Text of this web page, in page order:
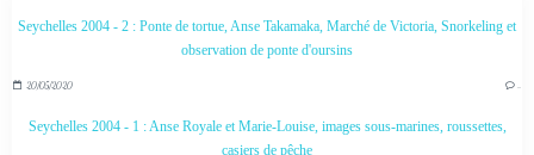
Seychelles 2004 - 2 : Ponte de tortue, Anse Takamaka, Marché de Victoria, Snorkeling et
observation de ponte d'oursins
20/05/2020 …
Seychelles 2004 - 1 : Anse Royale et Marie-Louise, images sous-marines, roussettes,
casiers de pêche